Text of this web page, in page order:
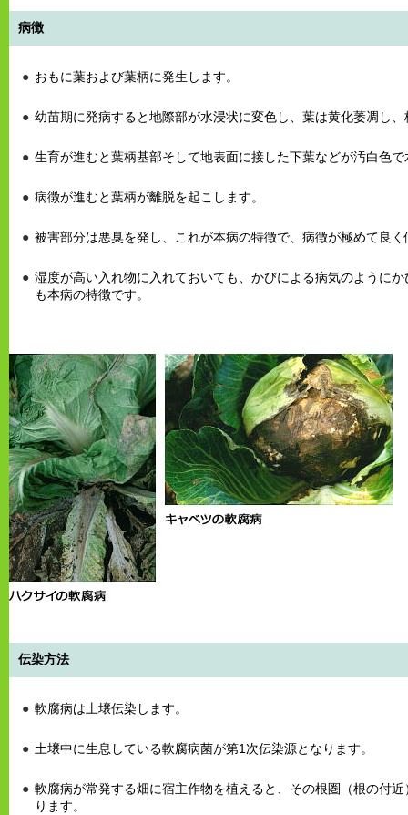
病徴
おもに葉および葉柄に発生します。
幼苗期に発病すると地際部が水浸状に変色し、葉は黄化萎凋し
生育が進むと葉柄基部そして地表面に接した下葉などが汚白色
病徴が進むと葉柄が離脱を起こします。
被害部分は悪臭を発し、これが本病の特徴で、病徴が極めて良
湿度が高い入れ物に入れておいても、かびによる病気のように
も本病の特徴です。
伝染方法
軟腐病は土壌伝染します。
土壌中に生息している軟腐病菌が第1次伝染源となります。
軟腐病が常発する畑に宿主作物を植えると、その根圏（根の付
ります。